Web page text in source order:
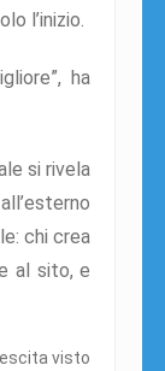
l’inizio.
ha
si rivela
chi crea
al sito, e
visto